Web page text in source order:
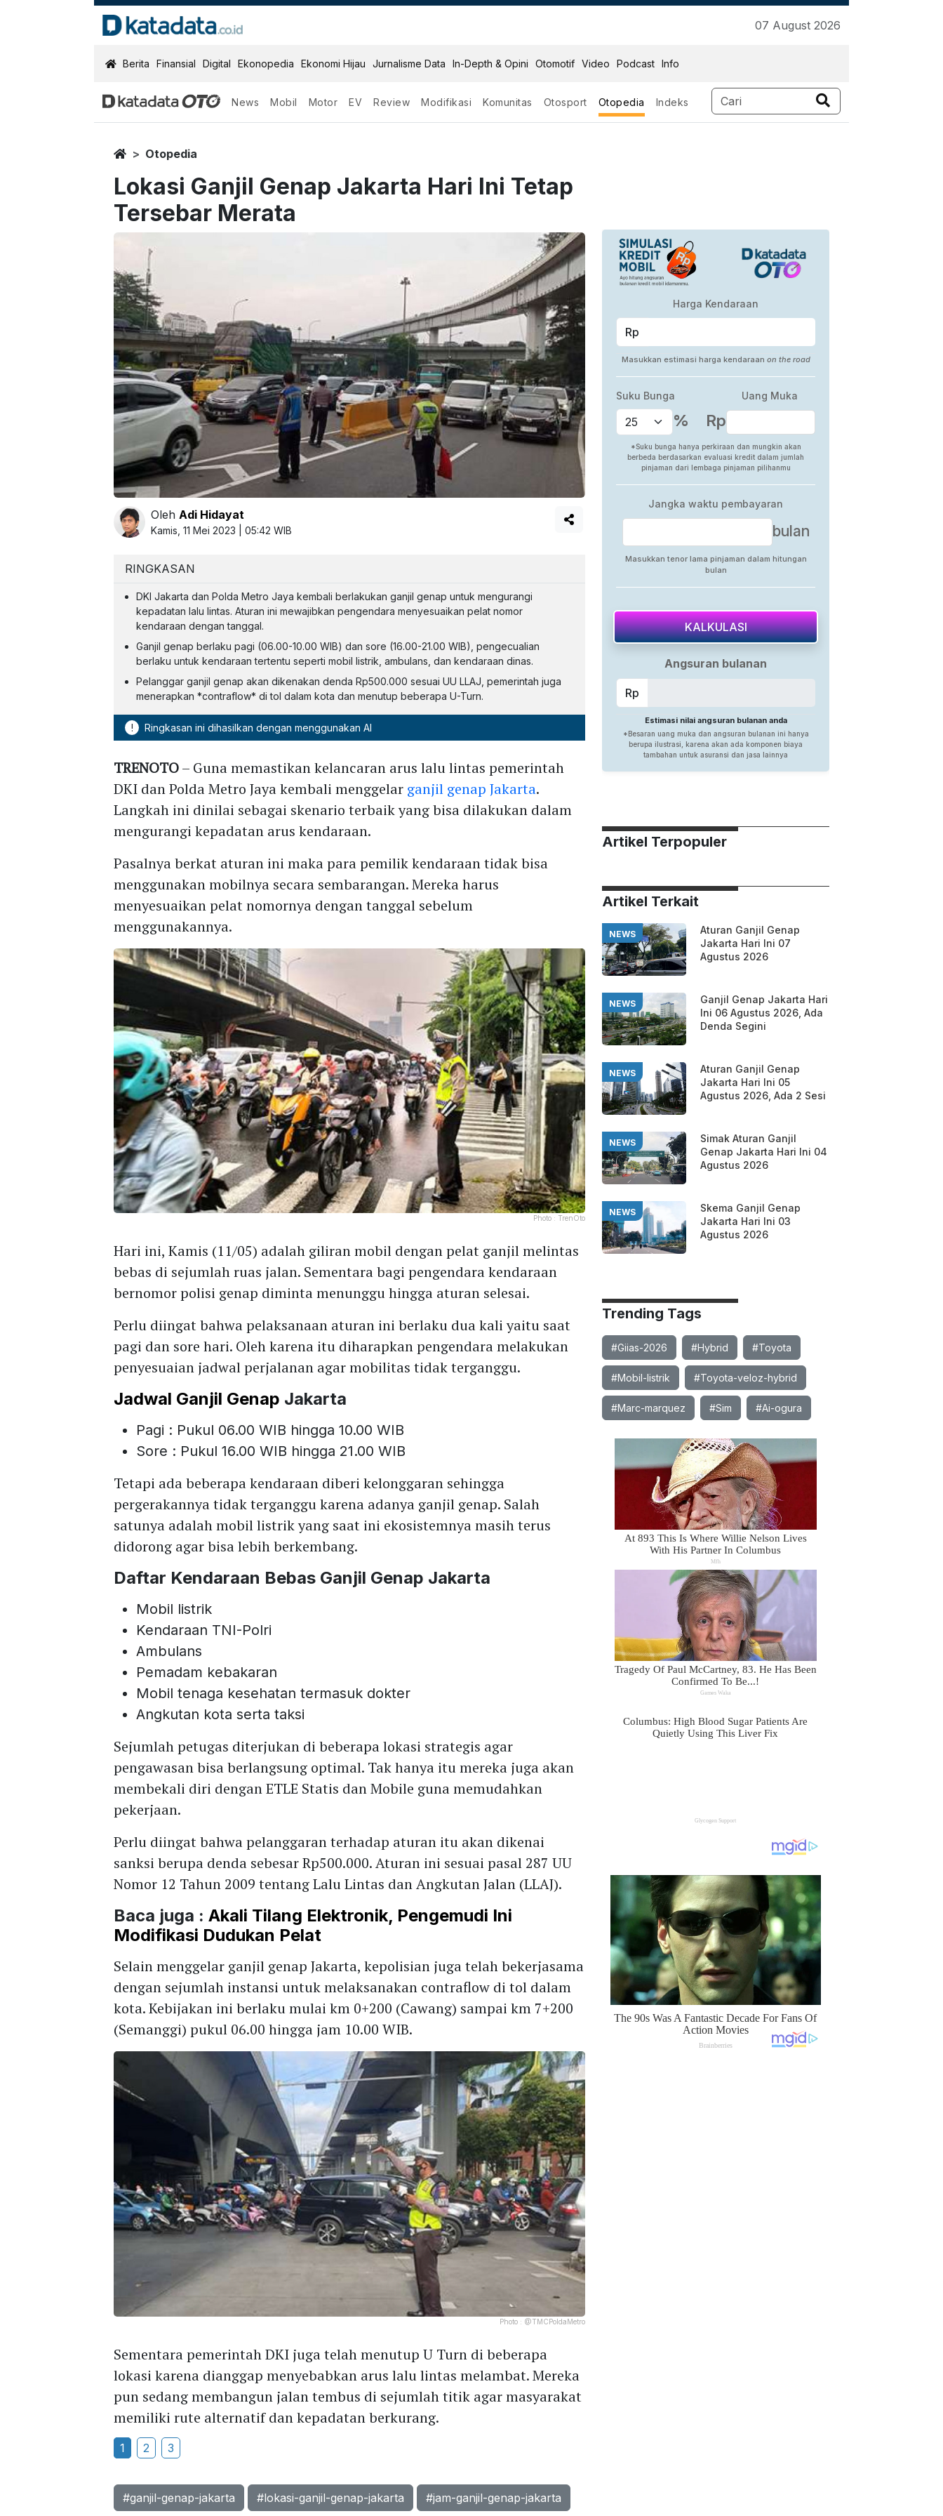
07 August 2026
KatadataOTO
Berita Finansial Digital Ekonopedia Ekonomi Hijau Jurnalisme Data In-Depth & Opini Otomotif Video Podcast Info
News Mobil Motor EV Review Modifikasi Komunitas Otosport Otopedia Indeks
HomeOtopedia
Lokasi Ganjil Genap Jakarta Hari Ini Tetap
Tersebar Merata
Oleh Adi Hidayat
Kamis, 11 Mei 2023 | 05:42 WIB
RINGKASAN
DKI Jakarta dan Polda Metro Jaya kembali berlakukan ganjil genap untuk mengurangi
kepadatan lalu lintas. Aturan ini mewajibkan pengendara menyesuaikan pelat nomor
kendaraan dengan tanggal.
Ganjil genap berlaku pagi (06.00-10.00 WIB) dan sore (16.00-21.00 WIB), pengecualian
berlaku untuk kendaraan tertentu seperti mobil listrik, ambulans, dan kendaraan dinas.
Pelanggar ganjil genap akan dikenakan denda Rp500.000 sesuai UU LLAJ, pemerintah juga
menerapkan *contraflow* di tol dalam kota dan menutup beberapa U-Turn.
! Ringkasan ini dihasilkan dengan menggunakan AI
TRENOTO– Guna memastikan kelancaran arus lalu lintas pemerintah
DKI dan Polda Metro Jaya kembali menggelar ganjil genap Jakarta.
Langkah ini dinilai sebagai skenario terbaik yang bisa dilakukan dalam
mengurangi kepadatan arus kendaraan.
Pasalnya berkat aturan ini maka para pemilik kendaraan tidak bisa
menggunakan mobilnya secara sembarangan. Mereka harus
menyesuaikan pelat nomornya dengan tanggal sebelum
menggunakannya.
Photo : TrenOto
Hari ini, Kamis (11/05) adalah giliran mobil dengan pelat ganjil melintas
bebas di sejumlah ruas jalan. Sementara bagi pengendara kendaraan
bernomor polisi genap diminta menunggu hingga aturan selesai.
Perlu diingat bahwa pelaksanaan aturan ini berlaku dua kali yaitu saat
pagi dan sore hari. Oleh karena itu diharapkan pengendara melakukan
penyesuaian jadwal perjalanan agar mobilitas tidak terganggu.
Jadwal Ganjil Genap Jakarta
Pagi : Pukul 06.00 WIB hingga 10.00 WIB
Sore : Pukul 16.00 WIB hingga 21.00 WIB
Tetapi ada beberapa kendaraan diberi kelonggaran sehingga
pergerakannya tidak terganggu karena adanya ganjil genap. Salah
satunya adalah mobil listrik yang saat ini ekosistemnya masih terus
didorong agar bisa lebih berkembang.
Daftar Kendaraan Bebas Ganjil Genap Jakarta
Mobil listrik
Kendaraan TNI-Polri
Ambulans
Pemadam kebakaran
Mobil tenaga kesehatan termasuk dokter
Angkutan kota serta taksi
Sejumlah petugas diterjukan di beberapa lokasi strategis agar
pengawasan bisa berlangsung optimal. Tak hanya itu mereka juga akan
membekali diri dengan ETLE Statis dan Mobile guna memudahkan
pekerjaan.
Perlu diingat bahwa pelanggaran terhadap aturan itu akan dikenai
sanksi berupa denda sebesar Rp500.000. Aturan ini sesuai pasal 287 UU
Nomor 12 Tahun 2009 tentang Lalu Lintas dan Angkutan Jalan (LLAJ).
Baca juga :Akali Tilang Elektronik, Pengemudi Ini
Modifikasi Dudukan Pelat
Selain menggelar ganjil genap Jakarta, kepolisian juga telah bekerjasama
dengan sejumlah instansi untuk melaksanakan contraflow di tol dalam
kota. Kebijakan ini berlaku mulai km 0+200 (Cawang) sampai km 7+200
(Semanggi) pukul 06.00 hingga jam 10.00 WIB.
Photo : @TMCPoldaMetro
Sementara pemerintah DKI juga telah menutup U Turn di beberapa
lokasi karena dianggap menyebabkan arus lalu lintas melambat. Mereka
pun sedang membangun jalan tembus di sejumlah titik agar masyarakat
memiliki rute alternatif dan kepadatan berkurang.
1 2 3
#ganjil-genap-jakarta #lokasi-ganjil-genap-jakarta #jam-ganjil-genap-jakarta
Artikel Terpopuler
Artikel Terkait
NEWS
Aturan Ganjil Genap
Jakarta Hari Ini 07
Agustus 2026
NEWS
Ganjil Genap Jakarta Hari
Ini 06 Agustus 2026, Ada
Denda Segini
NEWS
Aturan Ganjil Genap
Jakarta Hari Ini 05
Agustus 2026, Ada 2 Sesi
NEWS
Simak Aturan Ganjil
Genap Jakarta Hari Ini 04
Agustus 2026
NEWS
Skema Ganjil Genap
Jakarta Hari Ini 03
Agustus 2026
Trending Tags
#Giias-2026 #Hybrid #Toyota
#Mobil-listrik #Toyota-veloz-hybrid
#Marc-marquez #Sim #Ai-ogura